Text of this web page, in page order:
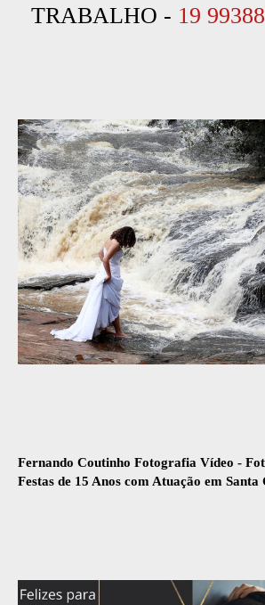
TRABALHO - 19
Fernando Coutinho Fotografia Vídeo -
Festas de 15 Anos com Atuação em Santa